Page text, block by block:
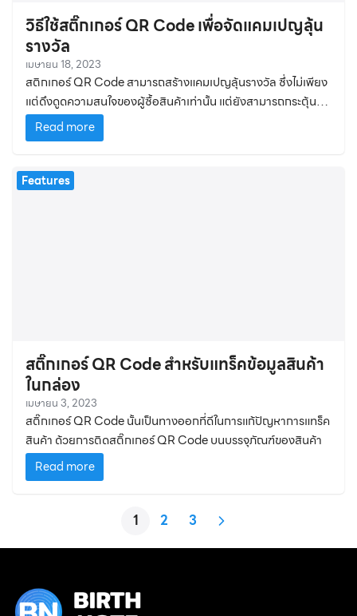
วิธีใช้สติ๊กเกอร์ QR Code เพื่อจัดแคมเปญลุ้น
รางวัล
เมษายน 18, 2023
สติกเกอร์ QR Code สามารถสร้างแคมเปญลุ้นรางวัล ซึ่งไม่เพียง
แต่ดึงดูดความสนใจของผู้ซื้อสินค้าเท่านั้น แต่ยังสามารถกระตุ้น
ยอดขายได้
Read more
Features
สติ๊กเกอร์ QR Code สำหรับแทร็คข้อมูลสินค้า
ในกล่อง
เมษายน 3, 2023
สติ๊กเกอร์ QR Code นั้นเป็นทางออกที่ดีในการแก้ปัญหาการแทร็ค
สินค้า ด้วยการติดสติ๊กเกอร์ QR Code บนบรรจุภัณฑ์ของสินค้า
Read more
1 2 3